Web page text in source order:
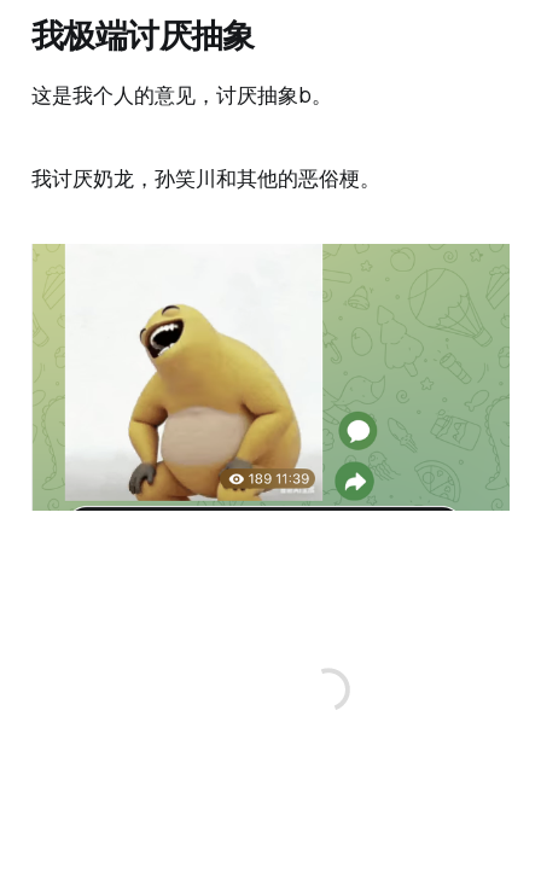
我极端讨厌抽象
这是我个人的意见，讨厌抽象b。
我讨厌奶龙，孙笑川和其他的恶俗梗。